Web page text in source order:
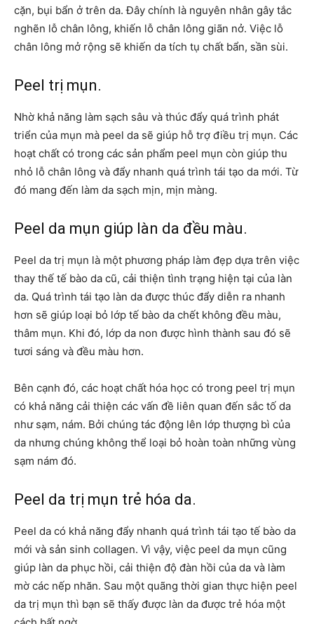
cặn, bụi bẩn ở trên da. Đây chính là nguyên nhân gây tắc
nghẽn lỗ chân lông, khiến lỗ chân lông giãn nở. Việc lỗ
chân lông mở rộng sẽ khiến da tích tụ chất bẩn, sần sùi.
Peel trị mụn.
Nhờ khả năng làm sạch sâu và thúc đẩy quá trình phát
triển của mụn mà peel da sẽ giúp hỗ trợ điều trị mụn. Các
hoạt chất có trong các sản phẩm peel mụn còn giúp thu
nhỏ lỗ chân lông và đẩy nhanh quá trình tái tạo da mới. Từ
đó mang đến làm da sạch mịn, mịn màng.
Peel da mụn giúp làn da đều màu.
Peel da trị mụn là một phương pháp làm đẹp dựa trên việc
thay thế tế bào da cũ, cải thiện tình trạng hiện tại của làn
da. Quá trình tái tạo làn da được thúc đẩy diễn ra nhanh
hơn sẽ giúp loại bỏ lớp tế bào da chết không đều màu,
thâm mụn. Khi đó, lớp da non được hình thành sau đó sẽ
tươi sáng và đều màu hơn.
Bên cạnh đó, các hoạt chất hóa học có trong peel trị mụn
có khả năng cải thiện các vấn đề liên quan đến sắc tố da
như sạm, nám. Bởi chúng tác động lên lớp thượng bì của
da nhưng chúng không thể loại bỏ hoàn toàn những vùng
sạm nám đó.
Peel da trị mụn trẻ hóa da.
Peel da có khả năng đẩy nhanh quá trình tái tạo tế bào da
mới và sản sinh collagen. Vì vậy, việc peel da mụn cũng
giúp làn da phục hồi, cải thiện độ đàn hồi của da và làm
mờ các nếp nhăn. Sau một quãng thời gian thực hiện peel
da trị mụn thì bạn sẽ thấy được làn da được trẻ hóa một